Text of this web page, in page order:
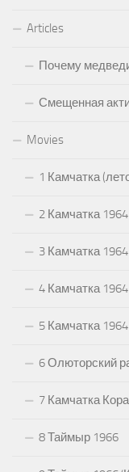
Articles
Почему
Смещенная
Movies
1 Камчатка
2 Камчатка
3 Камчатка
4 Камчатка
5 Камчатка 1964
6 Олюторский
7 Камчатка
8 Таймыр 1966